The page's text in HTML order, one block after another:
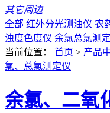
其它周边
全部 红外分光测油仪 农
浊度色度仪 余氯总氯测
当前位置： 首页 > 产品
氯、总氯测定仪
余氯、二氧